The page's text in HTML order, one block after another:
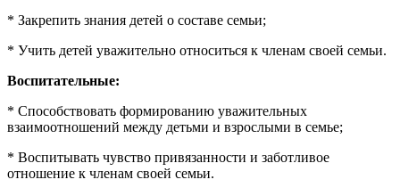
* Закрепить знания детей о составе семьи;
* Учить детей уважительно относиться к членам своей семьи.
Воспитательные:
* Способствовать формированию уважительных
взаимоотношений между детьми и взрослыми в семье;
* Воспитывать чувство привязанности и заботливое
отношение к членам своей семьи.